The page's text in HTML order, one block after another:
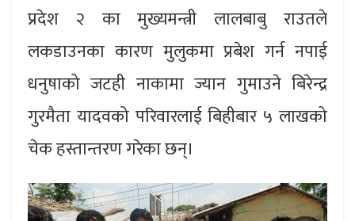
प्रदेश २ का मुख्यमन्त्री लालबाबु राउतले
लकडाउनका कारण मुलुकमा प्रबेश गर्न नपाई
धनुषाको जटही नाकामा ज्यान गुमाउने बिरेन्द्र
गुरमैता यादवको परिवारलाई बिहीबार ५ लाखको
चेक हस्तान्तरण गरेका छन्।